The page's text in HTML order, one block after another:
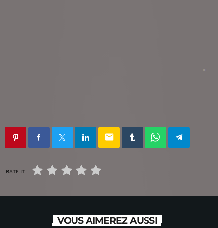
email
RATE IT
VOUS AIMEREZ AUSSI